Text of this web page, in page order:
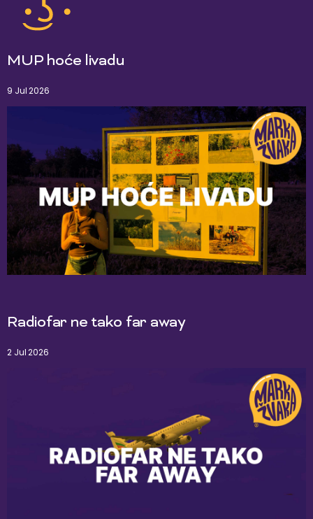
MUP hoće livadu
9 Jul 2026
Radiofar ne tako far away
2 Jul 2026